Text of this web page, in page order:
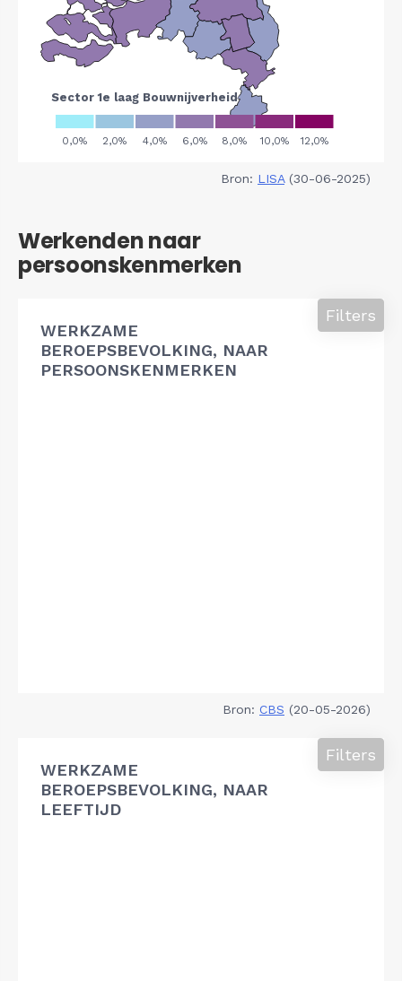
Bron: LISA(30-06-2025)
Werkenden naar
persoonskenmerken
WERKZAME
BEROEPSBEVOLKING, NAAR
PERSOONSKENMERKEN
Filters
Bron: CBS (20-05-2026)
WERKZAME
BEROEPSBEVOLKING, NAAR
LEEFTIJD
Filters